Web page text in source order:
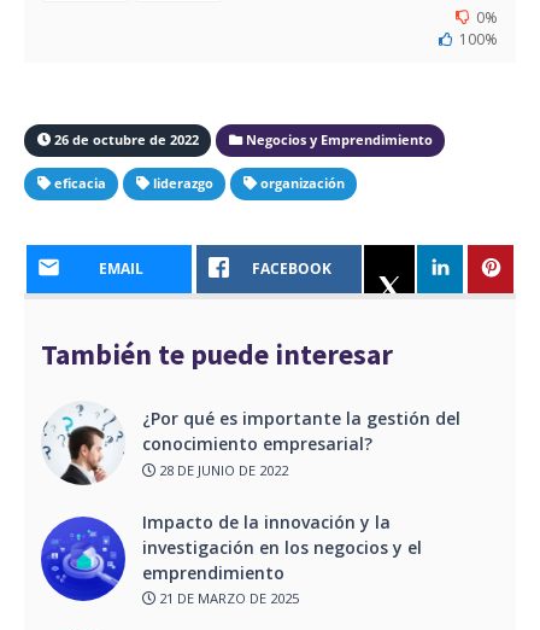
0%
100%
26 de octubre de 2022 Negocios y Emprendimiento
eficacia liderazgo organización
EMAIL FACEBOOK
También te puede interesar
¿Por qué es importante la gestión del
conocimiento empresarial?
28 DE JUNIO DE 2022
Impacto de la innovación y la
investigación en los negocios y el
emprendimiento
21 DE MARZO DE 2025